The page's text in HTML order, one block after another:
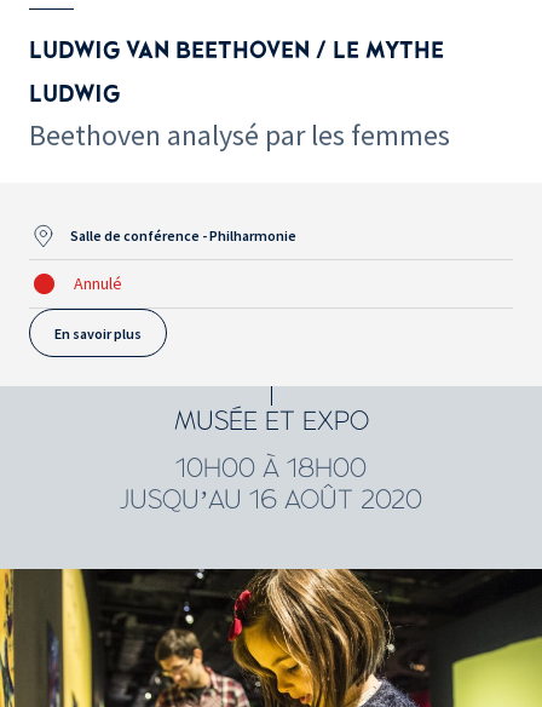
LUDWIG VAN BEETHOVEN / LE MYTHE
LUDWIG
Beethoven analysé par les femmes
Salle de conférence - Philharmonie
Annulé
En savoir plus
MUSÉE ET EXPO
10H00 À 18H00
JUSQU’AU 16 AOÛT 2020